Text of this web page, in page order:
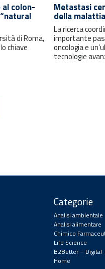
colon-
di Roma,
chiave
Metastasi
della
La ricerca
importante
oncologia e
tecnologie
Categorie
Analisi ambientale
Analisi alimentare
Chimico
Life Science
B2Better – Digital
Home